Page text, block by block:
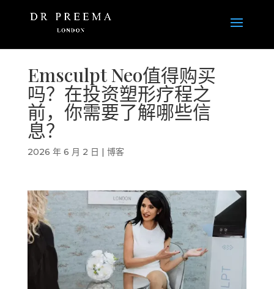
Emsculpt Neo值得购买
吗？在投资塑形疗程之
前，你需要了解哪些信
息？
2026 年 6 月 2 日 | 博客